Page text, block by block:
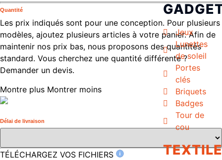
Jeux
Lunettes
de soleil
Portes
clés
Briquets
Badges
Tour de
cou
TEXTILE
Quantité
Les prix indiqués sont pour une conception. Pour plusieurs
modèles, ajoutez plusieurs articles à votre panier. Afin de
maintenir nos prix bas, nous proposons des quantités
standard. Vous cherchez une quantité différente ?
Demander un devis.
Montre plus Montrer moins
Délai de livraison
TÉLÉCHARGEZ VOS FICHIERS